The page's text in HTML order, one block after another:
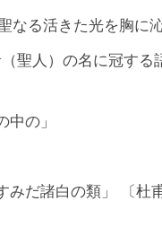
る活きた光を胸に沁
人）の名に冠す
中の」
みだ諸白の類」 〔杜